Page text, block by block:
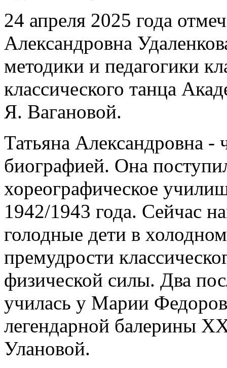
24 апреля 2025 года
Александровна
методики и педагогики
классического танца
Я. Вагановой.
Татьяна Александровна -
биографией. Она
хореографическое
1942/1943 года. Сейчас
голодные дети в
премудрости
физической силы. Два
училась у Марии
легендарной балерины
Улановой.